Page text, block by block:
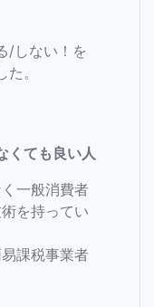
/しない！を
。
くても良い人
一般消費者
を持ってい
課税事業者